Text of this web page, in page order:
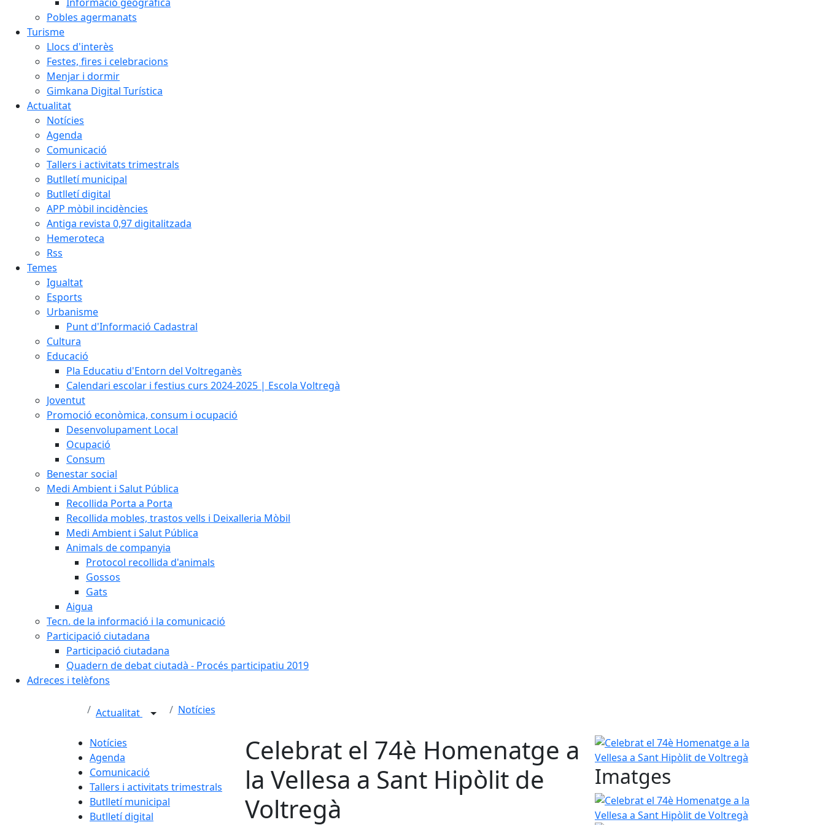
Pobles agermanats
Turisme
Llocs d'interès
Festes, fires i celebracions
Menjar i dormir
Gimkana Digital Turística
Actualitat
Notícies
Agenda
Comunicació
Tallers i activitats trimestrals
Butlletí municipal
Butlletí digital
APP mòbil incidències
Antiga revista 0,97 digitalitzada
Hemeroteca
Rss
Temes
Igualtat
Esports
Urbanisme
Punt d'Informació Cadastral
Cultura
Educació
Pla Educatiu d'Entorn del Voltreganès
Calendari escolar i festius curs 2024-2025 | Escola Voltregà
Joventut
Promoció econòmica, consum i ocupació
Desenvolupament Local
Ocupació
Consum
Benestar social
Medi Ambient i Salut Pública
Recollida Porta a Porta
Recollida mobles, trastos vells i Deixalleria Mòbil
Medi Ambient i Salut Pública
Animals de companyia
Protocol recollida d'animals
Gossos
Gats
Aigua
Tecn. de la informació i la comunicació
Participació ciutadana
Participació ciutadana
Quadern de debat ciutadà - Procés participatiu 2019
Adreces i telèfons
Actualitat Notícies
Notícies
Agenda
Comunicació
Tallers i activitats trimestrals
Butlletí municipal
Butlletí digital
Celebrat el 74è Homenatge a
la Vellesa a Sant Hipòlit de
Voltregà
Celebrat el 74è Homenatge a la Vellesa a Sant
Imatges
Celebrat el 74è Homenatge a la Vellesa a Sant